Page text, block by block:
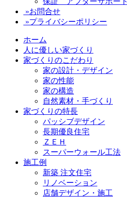
»お問合せ
»プライバシーポリシー
ホーム
人に優しい家づくり
家づくりのこだわり
家の設計・デザイン
家の性能
家の構造
自然素材・手づくり
家づくりの特長
パッシブデザイン
長期優良住宅
ＺＥＨ
スーパーウォール工法
施工例
新築 注文住宅
リノベーション
店舗デザイン・施工